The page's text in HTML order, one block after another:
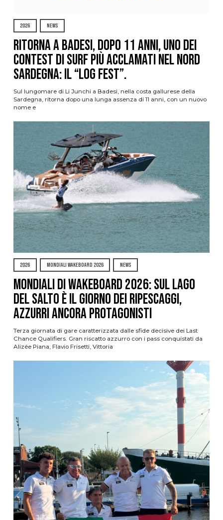
2026 NEWS
Ritorna a Badesi, dopo 11 anni, uno dei
contest di surf più acclamati nel nord
Sardegna: il “Log Fest”.
Sul lungomare di Li Junchi a Badesi, nella costa gallurese della
Sardegna, ritorna dopo una lunga assenza di 11 anni, con un nuovo
nome e
2026 MONDIALI WAKEBOARD 2026 NEWS
Mondiali di Wakeboard 2026: sul Lago
del Salto è il giorno dei ripescaggi,
azzurri ancora protagonisti
Terza giornata di gare caratterizzata dalle sfide decisive dei Last
Chance Qualifiers. Gran riscatto azzurro con i pass conquistati da
Alizée Piana, Flavio Frisetti, Vittoria